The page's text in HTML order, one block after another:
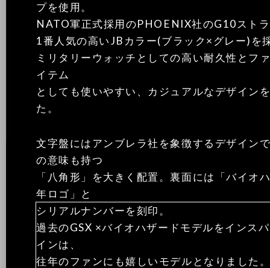
プを使用。
NATO軍正式採用のPHOENIX社のG10スト
1番人気の高いJBカラー(ブラック×グレー)を
ミリタリーウォッチとしての高い耐久性とフ
イテム
としても使いやすい、カジュアルなデザイン
た。
文字盤にはアンブレラ社を象徴するデザイン
の意味も持つ
「八角形」を大きく配置。裏面には「バイオ
年ロゴ」と
シリアルナンバーを刻印。
過去のGSX ×バイオハザードモデルをインス
インは、
往年のファンにも嬉しいモデルとなりました